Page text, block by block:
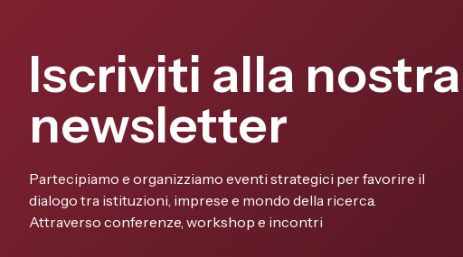
Iscriviti alla nostra
newsletter
Partecipiamo e organizziamo eventi strategici per favorire il
dialogo tra istituzioni, imprese e mondo della ricerca.
Attraverso conferenze, workshop e incontri